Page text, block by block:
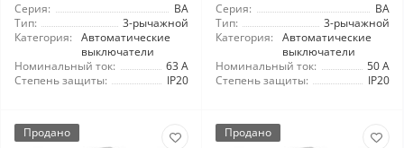
Серия:
ВА
Тип:
3-рычажной
Категория:
Автоматические
выключатели
Номинальный ток:
63 А
Степень защиты:
IP20
Серия:
ВА
Тип:
3-рычажной
Категория:
Автоматические
выключатели
Номинальный ток:
50 А
Степень защиты:
IP20
Продано Продано